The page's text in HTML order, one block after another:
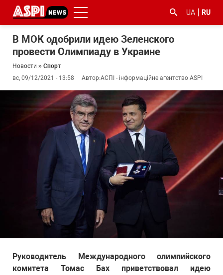
UA RU
В МОК одобрили идею Зеленского
провести Олимпиаду в Украине
Новости » Спорт
вс, 09/12/2021 - 13:58
Автор:АСПІ - інформаційне агентство ASPI
Руководитель Международного олимпийского
комитета Томас Бах приветствовал идею
#боротьба
корупцією
#гфс #Киев #коронавірус